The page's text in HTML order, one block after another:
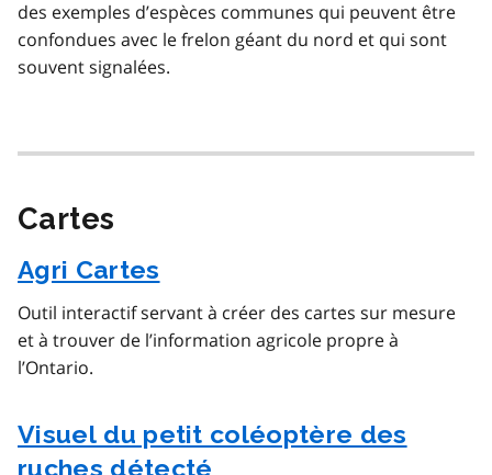
des exemples d’espèces communes qui peuvent être
confondues avec le frelon géant du nord et qui sont
souvent signalées.
Cartes
Agri Cartes
Outil interactif servant à créer des cartes sur mesure
et à trouver de l’information agricole propre à
l’Ontario.
Visuel du petit coléoptère des
ruches détecté